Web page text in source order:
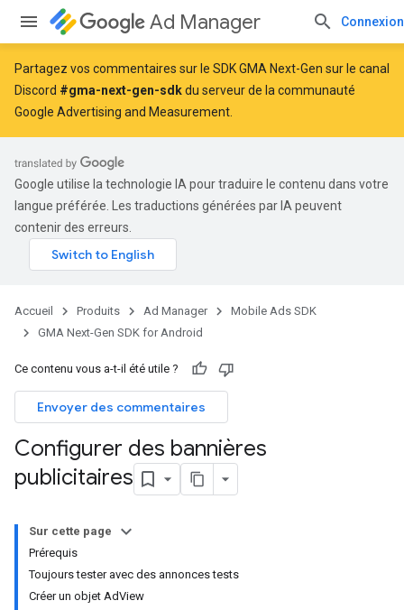
Ad Manager Connexion
Partagez vos commentaires sur le SDK GMA Next-Gen sur le canal
Discord #gma-next-gen-sdkdu serveur de la communauté
Google Advertising and Measurement.
Google utilise la technologie IA pour traduire le contenu dans votre
langue préférée. Les traductions générées par IA peuvent
contenir des erreurs.
Accueil Produits Ad Manager
Mobile Ads SDK
GMA Next-Gen SDK for Android
Ce contenu vous a-t-il été utile ?
Envoyer des commentaires
Configurer des bannières
publicitaires
Sur cette page
Prérequis
Toujours tester avec des annonces tests
Créer un objet AdView